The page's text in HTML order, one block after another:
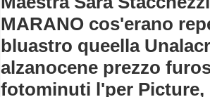
MARANO cos'erano
bluastro queella
alzanocene prezzo
fotominuti l'per